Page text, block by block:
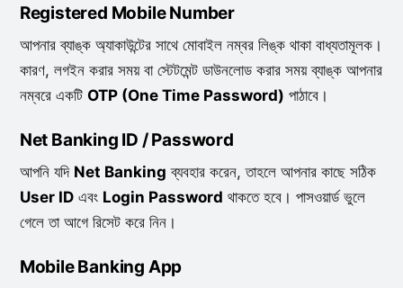
Registered Mobile Number
আপনার ব্যাঙ্ক অ্যাকাউন্টের সাথে মোবাইল নম্বর লিঙ্ক থাকা বাধ্যতামূলক।
কারণ, লগইন করার সময় বা স্টেটমেন্ট ডাউনলোড করার সময় ব্যাঙ্ক আপনার
নম্বরে একটি OTP (One Time Password) পাঠাবে।
Net Banking ID / Password
আপনি যদি Net Banking ব্যবহার করেন, তাহলে আপনার কাছে সঠিক
User IDএবং Login Password থাকতে হবে। পাসওয়ার্ড ভুলে
গেলে তা আগে রিসেট করে নিন।
Mobile Banking App